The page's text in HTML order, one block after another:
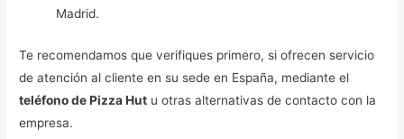
Madrid.
Te recomendamos que verifiques primero, si ofrecen servicio
de atención al cliente en su sede en España, mediante el
teléfono de Pizza Hut u otras alternativas de contacto con la
empresa.